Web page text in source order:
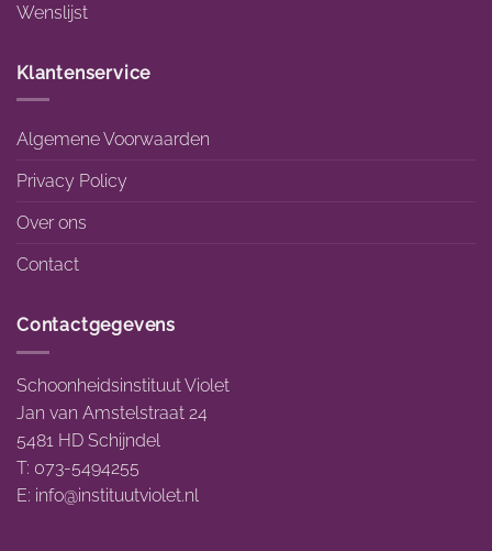
Wenslijst
Klantenservice
Algemene Voorwaarden
Privacy Policy
Over ons
Contact
Contactgegevens
Schoonheidsinstituut Violet
Jan van Amstelstraat 24
5481 HD Schijndel
T: 073-5494255
E: info@instituutviolet.nl